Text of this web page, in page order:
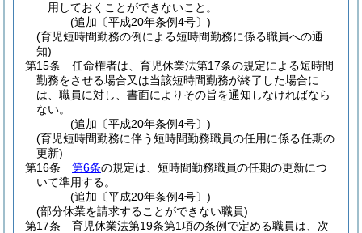
用しておくことができないこと。
(追加〔平成20年条例4号〕)
(育児短時間勤務の例による短時間勤務に係る職員への通
知)
第15条
任命権者は、育児休業法第17条の規定による短時間
勤務をさせる場合又は当該短時間勤務が終了した場合に
は、職員に対し、書面によりその旨を通知しなければなら
ない。
(追加〔平成20年条例4号〕)
(育児短時間勤務に伴う短時間勤務職員の任用に係る任期の
更新)
第16条
第6条の規定は、短時間勤務職員の任期の更新につ
いて準用する。
(追加〔平成20年条例4号〕)
(部分休業を請求することができない職員)
第17条
育児休業法第19条第1項の条例で定める職員は、次